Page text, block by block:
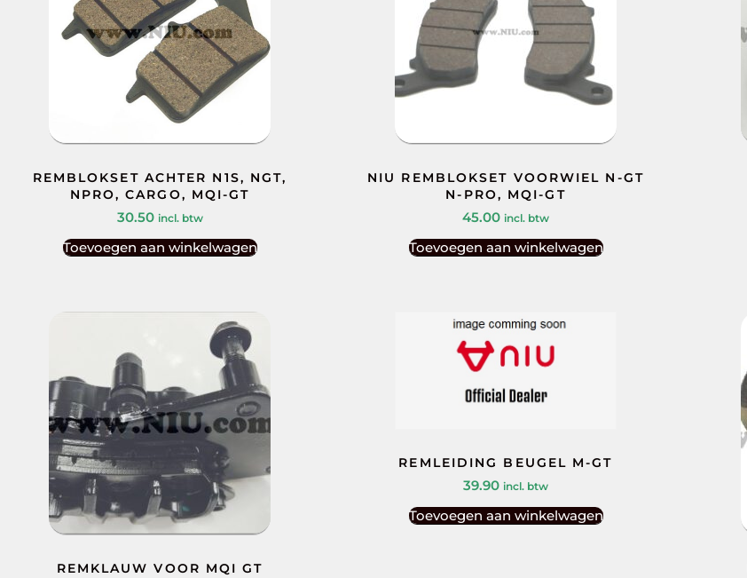
REMBLOKSET ACHTER N1S, NGT,
NPRO, CARGO, MQI-GT
30.50 incl. btw
Toevoegen aan winkelwagen
NIU REMBLOKSET VOORWIEL N-GT
N-PRO, MQI-GT
45.00 incl. btw
Toevoegen aan winkelwagen
REMKLAUW VOOR MQI GT
REMLEIDING BEUGEL M-GT
39.90 incl. btw
Toevoegen aan winkelwagen